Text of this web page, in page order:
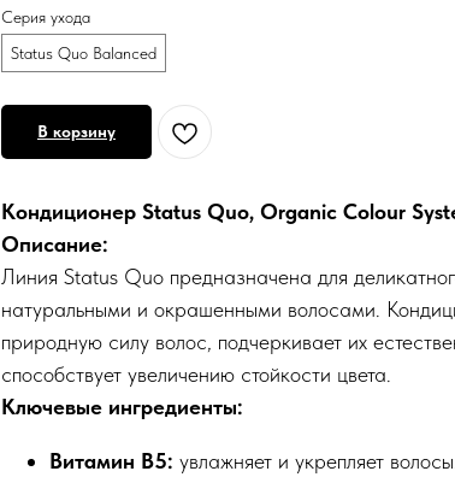
Серия ухода
Status Quo Balanced
В корзину
Кондиционер Status Quo, Organic Colour
Описание:
Линия Status Quo предназначена для
натуральными и окрашенными волосами.
природную силу волос, подчеркивает их
способствует увеличению стойкости цвета.
Ключевые ингредиенты:
Витамин B5: увлажняет и укрепляет волосы.